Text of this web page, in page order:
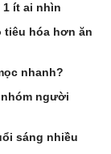
ít ai nhìn
tiêu hóa hơn ăn
nhanh?
người
sáng nhiều